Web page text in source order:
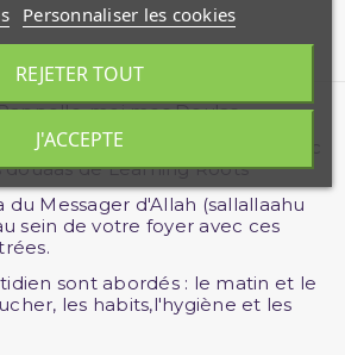
moi mes Dou'as
de vos gestes du quotidien avec
douaas de Learning Roots
du Messager d'Allah (sallallaahu
sein de votre foyer avec ces
sont abordés : le matin et le
les habits,l'hygiène et les
Personnaliser les cookies
REJETER TOUT
J'ACCEPTE